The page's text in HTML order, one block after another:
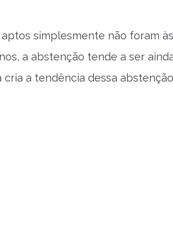
simplesmente não foram
a abstenção tende a ser
a tendência dessa